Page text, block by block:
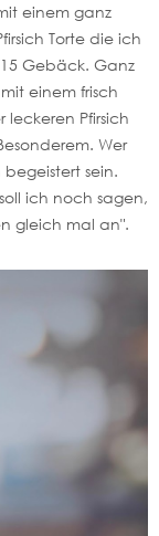
einem ganz
Torte die ich
Gebäck. Ganz
einem frisch
Pfirsich
Wer
sein.
ich noch sagen,
gleich mal an".